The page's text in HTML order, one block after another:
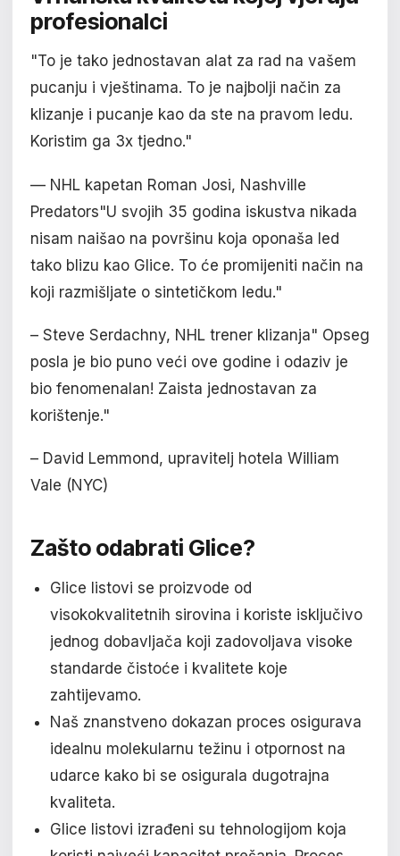
profesionalci
"To je tako jednostavan alat za rad na vašem
pucanju i vještinama. To je najbolji način za
klizanje i pucanje kao da ste na pravom ledu.
Koristim ga 3x tjedno."
— NHL kapetan Roman Josi, Nashville
Predators"U svojih 35 godina iskustva nikada
nisam naišao na površinu koja oponaša led
tako blizu kao Glice. To će promijeniti način na
koji razmišljate o sintetičkom ledu."
– Steve Serdachny, NHL trener klizanja" Opseg
posla je bio puno veći ove godine i odaziv je
bio fenomenalan! Zaista jednostavan za
korištenje."
– David Lemmond, upravitelj hotela William
Vale (NYC)
Zašto odabrati Glice?
Glice listovi se proizvode od
visokokvalitetnih sirovina i koriste isključivo
jednog dobavljača koji zadovoljava visoke
standarde čistoće i kvalitete koje
zahtijevamo.
Naš znanstveno dokazan proces osigurava
idealnu molekularnu težinu i otpornost na
udarce kako bi se osigurala dugotrajna
kvaliteta.
Glice listovi izrađeni su tehnologijom koja